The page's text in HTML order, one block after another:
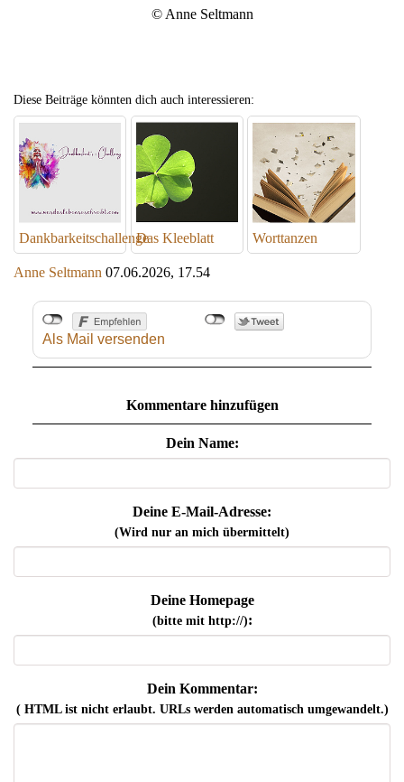
© Anne Seltmann
Diese Beiträge könnten dich auch interessieren:
DankbarkeitschallengeDas Kleeblatt Worttanzen
Anne Seltmann 07.06.2026, 17.54
Als Mail versenden
Kommentare hinzufügen
Dein Name:
Deine E-Mail-Adresse:
(Wird nur an mich übermittelt)
Deine Homepage
(bitte mit http://):
Dein Kommentar:
( HTML ist nichterlaubt. URLs werden automatisch umgewandelt.)